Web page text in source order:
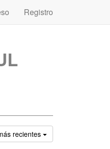
Registro
recientes Ordenar